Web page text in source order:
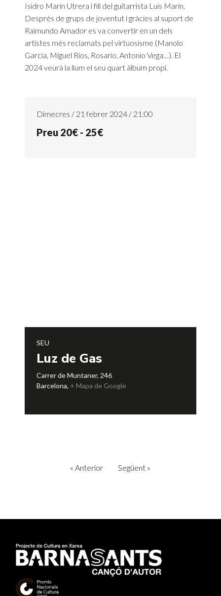
Isidro Marín Utrera i fill del guitarrista Luis Marín.
Després de grups de joventut i gràcies al suport de
Raimundo Amador es va convertir en un dels
artistes més reclamats pel virtuosisme (Manolo
García, Miguel Ríos, Rosario, Antonio Vega…). El
2024 veurà la llum el seu quart àlbum propi.
Dimecres / 21 febrer 2024 / 21:00
Preu 20€ - 25€
SEU
Luz de Gas
Carrer de Muntaner, 246
Barcelona, + Mapa de Google
« Anterior Següent »